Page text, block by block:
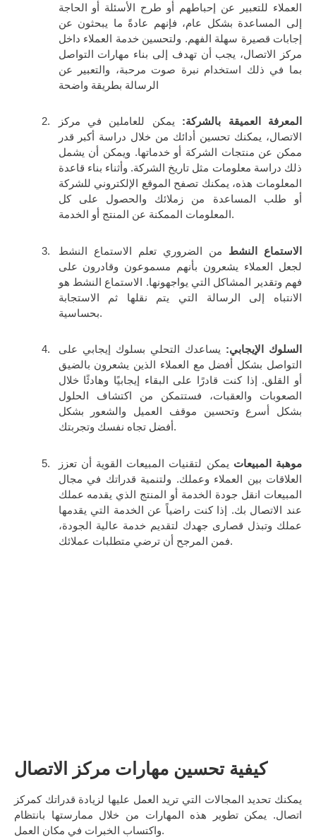
العملاء للتعبير عن إحباطهم أو طرح الأسئلة أو الحاجة
إلى المساعدة بشكل عام، فإنهم عادةً ما يبحثون عن
إجابات قصيرة سهلة الفهم. ولتحسين خدمة العملاء داخل
مركز الاتصال، يجب أن تهدف إلى بناء مهارات التواصل
بما في ذلك استخدام نبرة صوت مرحبة، والتعبير عن
الرسالة بطريقة واضحة
المعرفة العميقة بالشركة: يمكن للعاملين في مركز
الاتصال، يمكنك تحسين أدائك من خلال دراسة أكبر قدر
ممكن عن منتجات الشركة أو خدماتها. ويمكن أن يشمل
ذلك دراسة معلومات مثل تاريخ الشركة. وأثناء بناء قاعدة
المعلومات هذه، يمكنك تصفح الموقع الإلكتروني للشركة
أو طلب المساعدة من زملائك والحصول على كل
المعلومات الممكنة عن المنتج أو الخدمة.
الاستماع النشط من الضروري تعلم الاستماع النشط
لجعل العملاء يشعرون بأنهم مسموعون وقادرون على
فهم وتقدير المشاكل التي يواجهونها. الاستماع النشط هو
الانتباه إلى الرسالة التي يتم نقلها ثم الاستجابة
بحساسية.
السلوك الإيجابي: يساعدك التحلي بسلوك إيجابي على
التواصل بشكل أفضل مع العملاء الذين يشعرون بالضيق
أو القلق. إذا كنت قادرًا على البقاء إيجابيًا وهادئًا خلال
الصعوبات والعقبات، فستتمكن من اكتشاف الحلول
بشكل أسرع وتحسين موقف العميل والشعور بشكل
أفضل تجاه نفسك وتجربتك.
موهبة المبيعات يمكن لتقنيات المبيعات القوية أن تعزز
العلاقات بين العملاء وعملك. ولتنمية قدراتك في مجال
المبيعات انقل جودة الخدمة أو المنتج الذي يقدمه عملك
عند الاتصال بك. إذا كنت راضياً عن الخدمة التي يقدمها
عملك وتبذل قصارى جهدك لتقديم خدمة عالية الجودة،
فمن المرجح أن ترضي متطلبات عملائك.
كيفية تحسين مهارات مركز الاتصال
يمكنك تحديد المجالات التي تريد العمل عليها لزيادة قدراتك كمركز
اتصال. يمكن تطوير هذه المهارات من خلال ممارستها بانتظام
واكتساب الخبرات في مكان العمل.